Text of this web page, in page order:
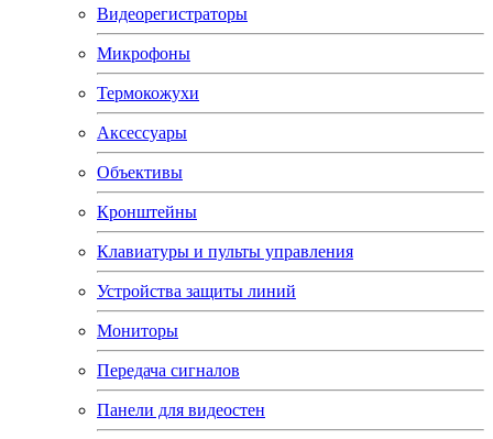
Видеорегистраторы
Микрофоны
Термокожухи
Аксессуары
Объективы
Кронштейны
Клавиатуры и пульты управления
Устройства защиты линий
Мониторы
Передача сигналов
Панели для видеостен